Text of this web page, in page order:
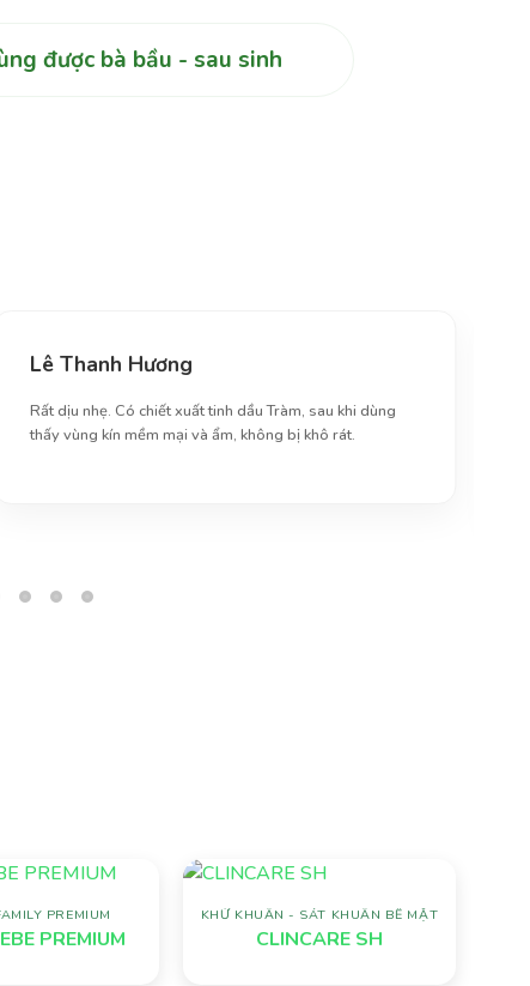
được bà bầu - sau sinh
Lê Thanh Hương
Rất dịu nhẹ. Có chiết xuất tinh dầu Tràm, sau khi dùng
thấy vùng kín mềm mại và ẩm, không bị khô rát.
Add to
wishlist
PREMIUM
PREMIUM
Add to
KHỬ KHUẨN - SÁT KHUẨN BỀ MẶT
CLINCARE SH